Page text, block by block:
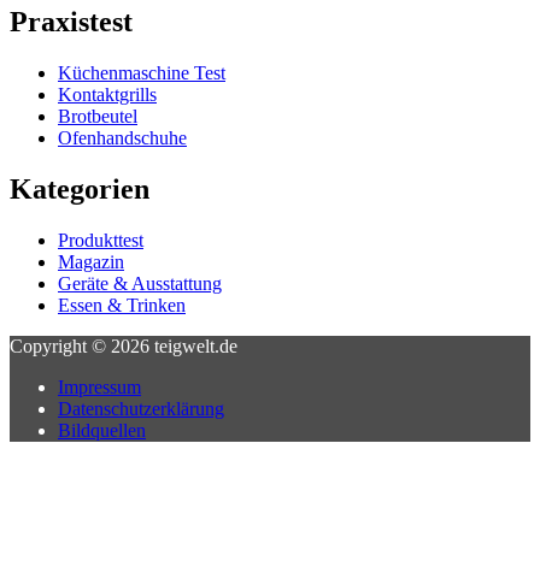
Praxistest
Küchenmaschine Test
Kontaktgrills
Brotbeutel
Ofenhandschuhe
Kategorien
Produkttest
Magazin
Geräte & Ausstattung
Essen & Trinken
Copyright © 2026 teigwelt.de
Impressum
Datenschutzerklärung
Bildquellen